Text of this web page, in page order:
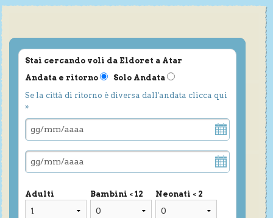
Stai cercando voli da Eldoret a Atar
Andata e ritorno
Solo Andata
Se la città di ritorno è diversa dall'andata clicca qui
»
Adulti Bambini < 12 Neonati < 2